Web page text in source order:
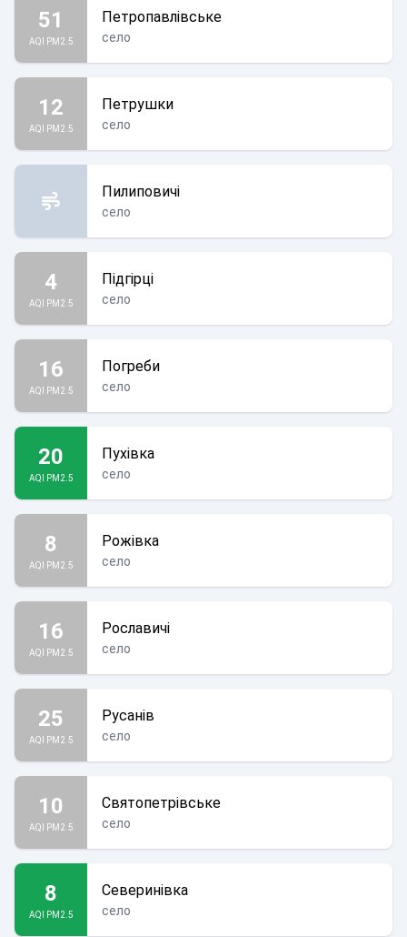
51
AQI PM2.5
Петропавлівське
село
12
AQI PM2.5
Петрушки
село
Пилиповичі
село
4
AQI PM2.5
Підгірці
село
16
AQI PM2.5
Погреби
село
20
AQI PM2.5
Пухівка
село
8
AQI PM2.5
Рожівка
село
16
AQI PM2.5
Рославичі
село
25
AQI PM2.5
Русанів
село
10
AQI PM2.5
Святопетрівське
село
8
AQI PM2.5
Северинівка
село